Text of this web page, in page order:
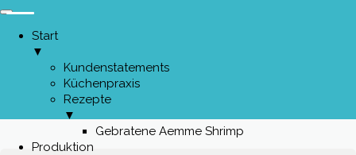
Start
▼
Kundenstatements
Küchenpraxis
Rezepte
▼
Gebratene Aemme Shrimp
Produktion